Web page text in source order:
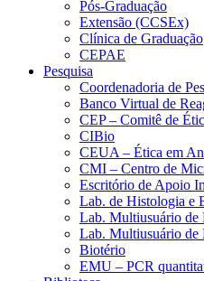
Pós-Graduação
Extensão (CCSEx)
Clínica de Graduação
CEPAE
Pesquisa
Coordenadoria de
Banco Virtual de
CEP – Comitê de
CIBio
CEUA – Ética em
CMI – Centro de
Escritório de Apoio
Lab. de Histologia e
Lab. Multiusuário
Lab. Multiusuário de
Biotério
EMU – PCR